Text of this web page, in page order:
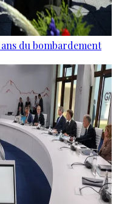
du bombardement